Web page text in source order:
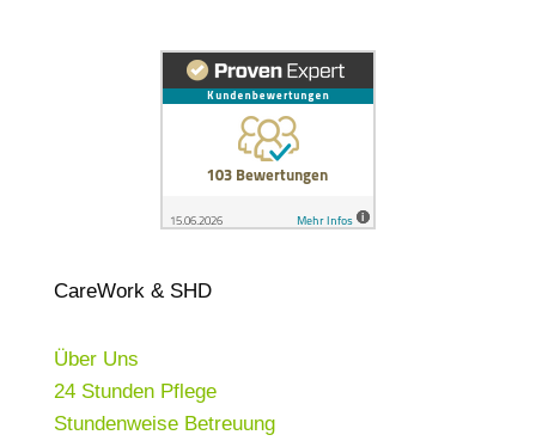
CareWork & SHD
Über Uns
24 Stunden Pflege
Stundenweise Betreuung